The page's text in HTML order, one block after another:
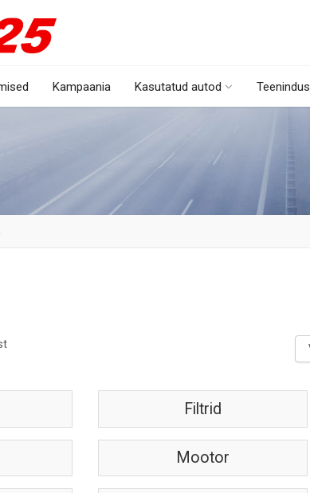
Kampaania Kasutatud autod Teenindus
Filtrid
Mootor